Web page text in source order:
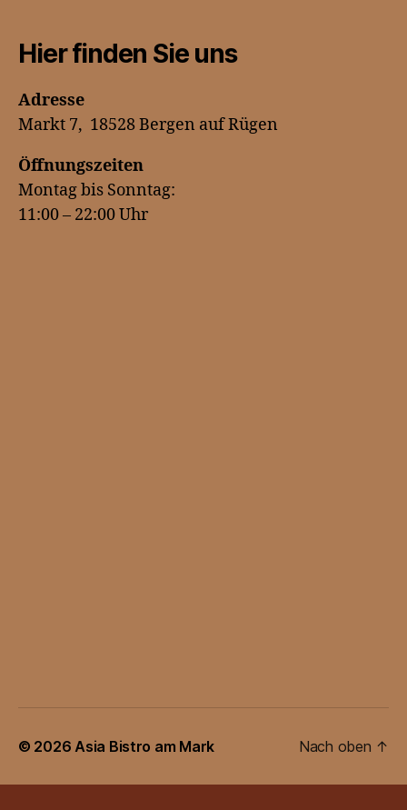
Hier finden Sie uns
Adresse
Markt 7, 18528 Bergen auf Rügen
Öffnungszeiten
Montag bis Sonntag:
11:00 – 22:00 Uhr
© 2026Asia Bistro am Mark Nach oben ↑